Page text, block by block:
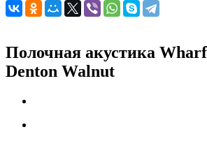
Полочная акустика
Denton Walnut